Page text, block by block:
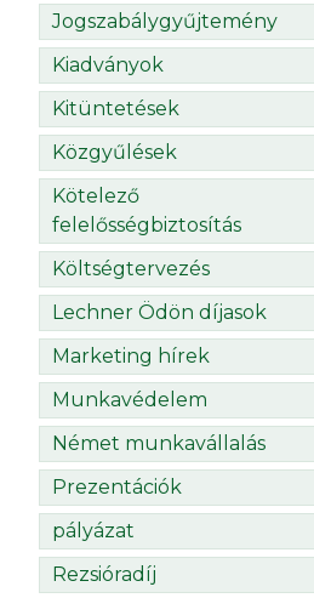
Jogszabálygyűjtemény
Kiadványok
Kitüntetések
Közgyűlések
Kötelező
felelősségbiztosítás
Költségtervezés
Lechner Ödön díjasok
Marketing hírek
Munkavédelem
Német munkavállalás
Prezentációk
pályázat
Rezsióradíj